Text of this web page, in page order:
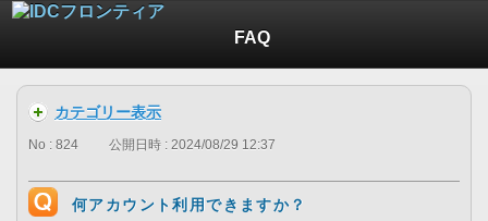
FAQ
カテゴリー表示
No : 824 公開日時 : 2024/08/29 12:37
何アカウント利用できますか？